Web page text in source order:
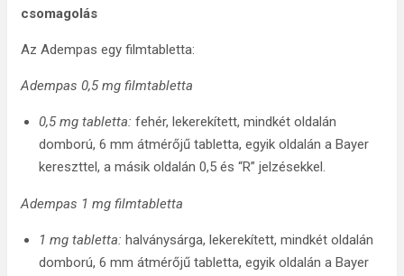
csomagolás
Az Adempas egy filmtabletta:
Adempas 0,5 mg filmtabletta
0,5 mg tabletta: fehér, lekerekített, mindkét oldalán
domború, 6 mm átmérőjű tabletta, egyik oldalán a Bayer
kereszttel, a másik oldalán 0,5 és “R” jelzésekkel.
Adempas 1 mg filmtabletta
1 mg tabletta: halványsárga, lekerekített, mindkét oldalán
domború, 6 mm átmérőjű tabletta, egyik oldalán a Bayer